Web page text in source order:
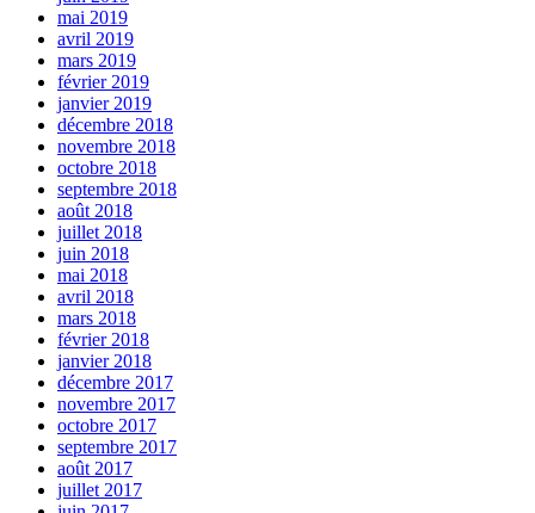
mai 2019
avril 2019
mars 2019
février 2019
janvier 2019
décembre 2018
novembre 2018
octobre 2018
septembre 2018
août 2018
juillet 2018
juin 2018
mai 2018
avril 2018
mars 2018
février 2018
janvier 2018
décembre 2017
novembre 2017
octobre 2017
septembre 2017
août 2017
juillet 2017